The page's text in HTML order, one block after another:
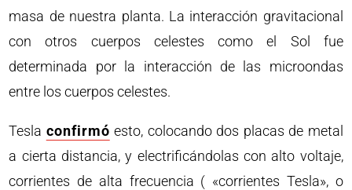
masa de nuestra planta. La interacción gravitacional
con otros cuerpos celestes como el Sol fue
determinada por la interacción de las microondas
entre los cuerpos celestes.
Tesla confirmó esto, colocando dos placas de metal
a cierta distancia, y electrificándolas con alto voltaje,
corrientes de alta frecuencia ( «corrientes Tesla», o